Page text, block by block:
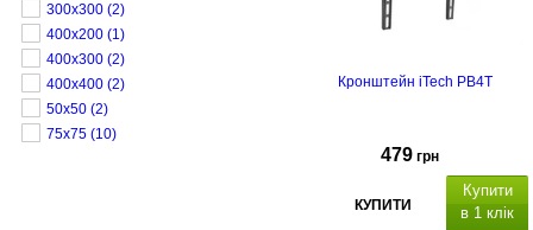
300х300 (2)
400х200 (1)
400х300 (2)
400х400 (2)
50х50 (2)
75х75 (10)
Кронштейн iTech PB4T
479 грн
КУПИТИ
Купити
в 1 клік